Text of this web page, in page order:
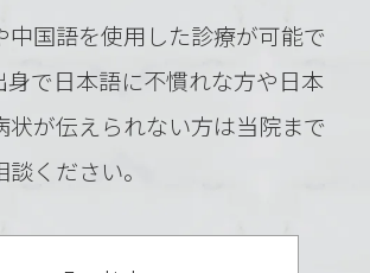
中国語を使用した診療が可能で
身で日本語に不慣れな方や日本
状が伝えられない方は当院まで
ください。